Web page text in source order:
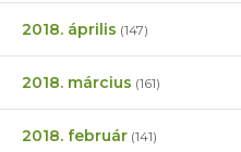
2018. április (147)
2018. március (161)
2018. február (141)